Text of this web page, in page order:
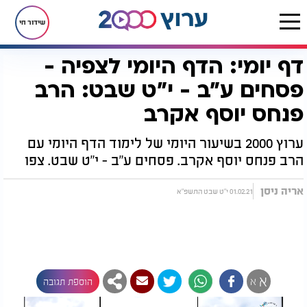
שידור חי
דף הבית הדף היומי דף יומי: הדף היומי לצפיה - פסחים ע"ב - י"ט שבט: הרב פנחס יוסף אקרב
דף יומי: הדף היומי לצפיה -
פסחים ע"ב - י"ט שבט: הרב
פנחס יוסף אקרב
ערוץ 2000 בשיעור היומי של לימוד הדף היומי עם
הרב פנחס יוסף אקרב. פסחים ע"ב - י"ט שבט. צפו
אריה ניסן 01.02.21 י"ט שבט התשפ"א
א א הוספת תגובה